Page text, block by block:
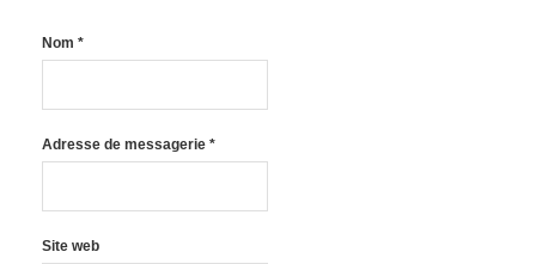
Nom *
Adresse de messagerie *
Site web